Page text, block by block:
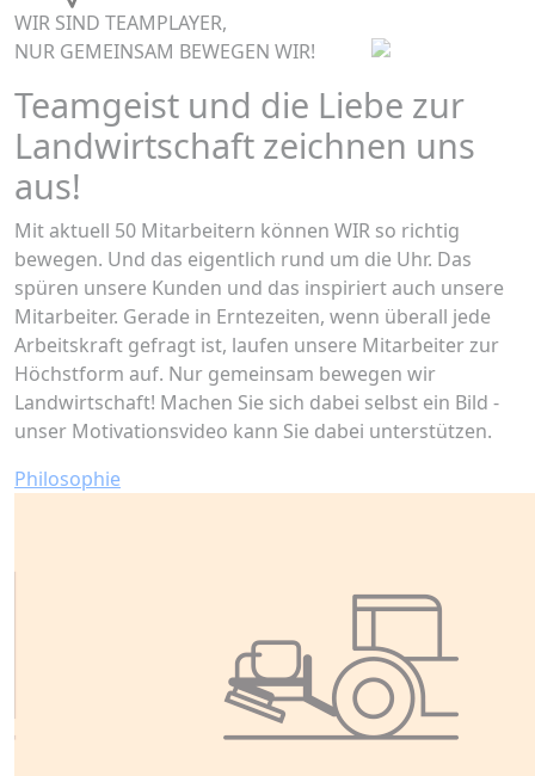
WIR SIND TEAMPLAYER,
NUR GEMEINSAM BEWEGEN WIR!
Teamgeist und die Liebe zur
Landwirtschaft zeichnen uns
aus!
Mit aktuell 50 Mitarbeitern können WIR so richtig
bewegen. Und das eigentlich rund um die Uhr. Das
spüren unsere Kunden und das inspiriert auch unsere
Mitarbeiter. Gerade in Erntezeiten, wenn überall jede
Arbeitskraft gefragt ist, laufen unsere Mitarbeiter zur
Höchstform auf. Nur gemeinsam bewegen wir
Landwirtschaft! Machen Sie sich dabei selbst ein Bild -
unser Motivationsvideo kann Sie dabei unterstützen.
Philosophie